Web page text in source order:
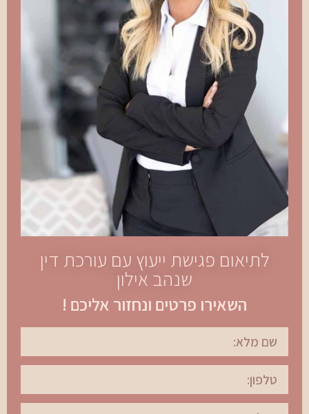
לתיאום פגישת ייעוץ עם עורכת דין
שנהב אילון
השאירו פרטים ונחזור אליכם !